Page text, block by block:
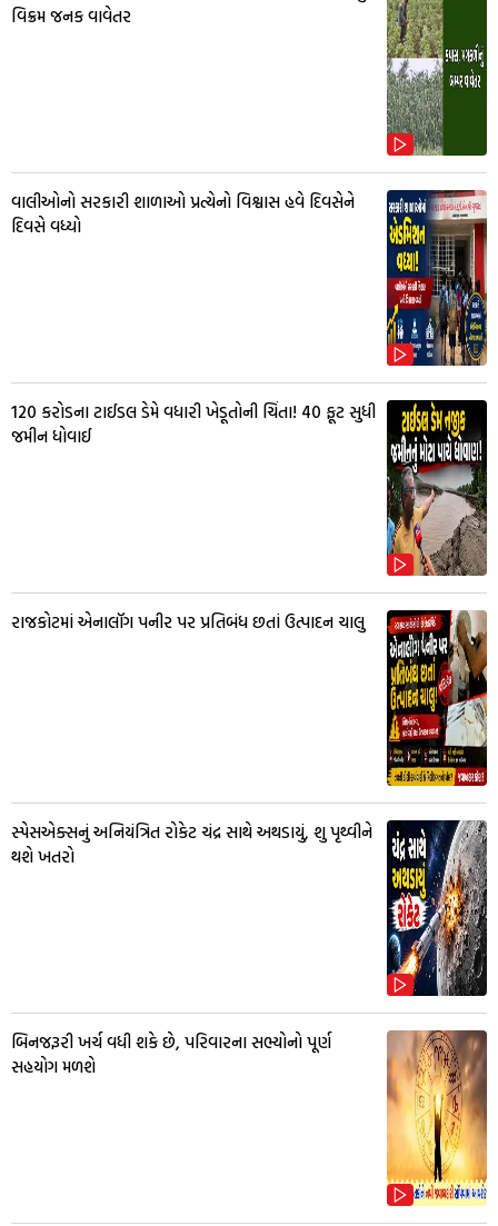
વિક્રમ જનક વાવેતર
વાલીઓનો સરકારી શાળાઓ પ્રત્યેનો વિશ્વાસ હવે દિવસેને
દિવસે વધ્યો
₹120 કરોડના ટાઈડલ ડેમે વધારી ખેડૂતોની ચિંતા! 40 ફૂટ સુધી
જમીન ધોવાઈ
રાજકોટમાં એનાલૉગ પનીર પર પ્રતિબંધ છતાં ઉત્પાદન ચાલુ
સ્પેસએક્સનું અનિયંત્રિત રોકેટ ચંદ્ર સાથે અથડાયું, શુ પૃથ્વીને
થશે ખતરો
બિનજરૂરી ખર્ચ વધી શકે છે, પરિવારના સભ્યોનો પૂર્ણ
સહયોગ મળશે